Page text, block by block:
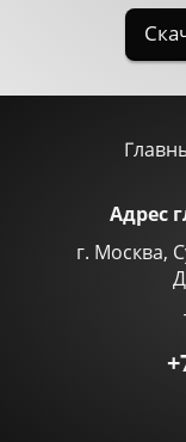
Адрес
г. Москва,